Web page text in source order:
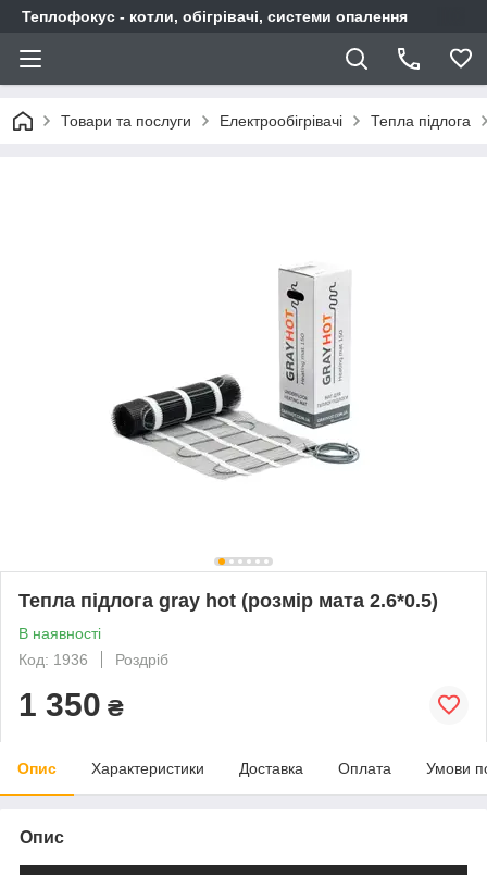
Теплофокус - котли, обігрівачі, системи опалення
Товари та послуги Електрообігрівачі Тепла підлога
Тепла підлога gray hot (розмір мата 2.6*0.5)
В наявності
Код: 1936
Роздріб
1 350 ₴
Опис Характеристики Доставка Оплата Умови
Опис